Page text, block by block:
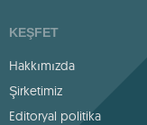
KEŞFET
Hakkımızda
Şirketimiz
Editoryal politika